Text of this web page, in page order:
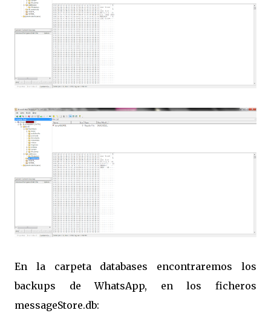
En la carpeta databases encontraremos los
backups de WhatsApp, en los ficheros
messageStore.db: